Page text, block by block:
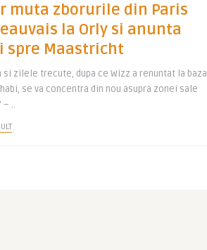
muta zborurile din Paris
la Orly si anunta
spre Maastricht
si zilele trecute, dupa ce Wizz a renuntat la baza
se va concentra din nou asupra zonei sale
– ..